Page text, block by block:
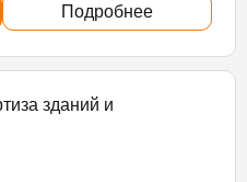
Подробнее